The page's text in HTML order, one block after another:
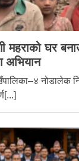
महराको घर
अभियान
नोडालेक